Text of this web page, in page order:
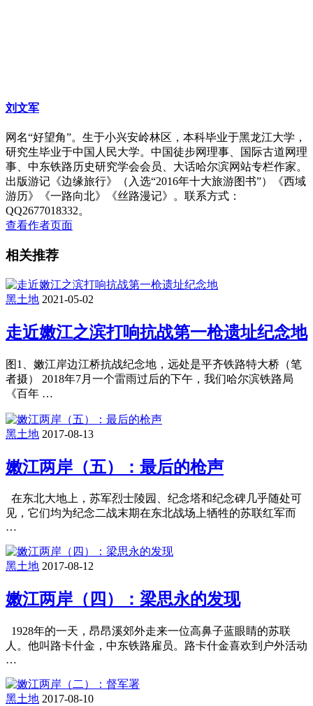
刘文军
网名“好望角”。生于小兴安岭林区，本科毕业于黑龙江大学，
研究生毕业于中国人民大学。中国徒步网理事、国际古道网理
事、中东铁路历史研究学会会员、大话哈尔滨网站专栏作家。
出版游记《边缘旅行》（入选“2016年十大旅游图书”）《西域
游历》《一路向北》《丝路漫记》。联系方式：
QQ2677018332。
查看作者页面
相关推荐
黑土地 2021-05-02
走近嫩江之滨打响抗战第一枪遗址纪念地
图1、嫩江岸边江桥抗战纪念地，远处是平齐铁路特大桥（笔
者摄） 2018年7月一个雷雨过后的下午，我们哈尔滨铁路局
《百年 …
黑土地 2017-08-13
嫩江两岸（五）：最后的枪声
在东北大地上，苏军烈士陵园、纪念塔和纪念碑几乎随处可
见，它们均为纪念二战末期在东北战场上牺牲的苏联红军而
…
黑土地 2017-08-12
嫩江两岸（四）：梁思永的发现
1928年的一天，昂昂溪郊外走来一位高鼻子蓝眼睛的苏联
人。他叫路卡什金，中东铁路雇员。路卡什金喜欢到户外活动
…
黑土地 2017-08-10